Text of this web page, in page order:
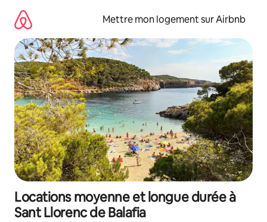
directement
contenu
Mettre mon logement sur Airbnb
Locations moyenne et longue durée à
Sant Llorenc de Balafia